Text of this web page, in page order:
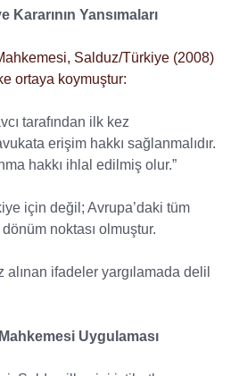
Yansımaları
Salduz/Türkiye (2008)
ortaya koymuştur:
tarafından ilk kez
erişim hakkı sağlanmalıdır.
hakkı ihlal edilmiş olur.”
için değil; Avrupa’daki tüm
noktası olmuştur.
alınan ifadeler yargılamada delil
Uygulaması